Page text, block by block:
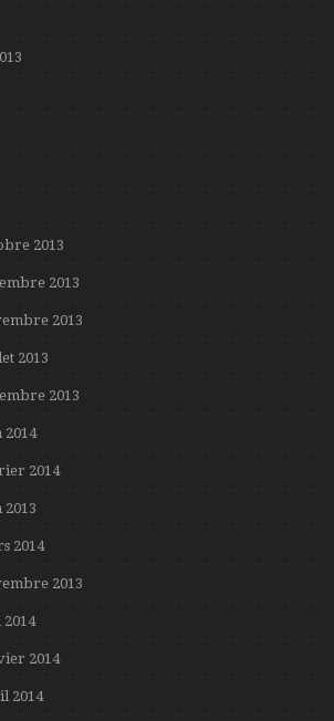
2013
2013
2013
2013
2013
2014
2014
2014
2013
2014
2014